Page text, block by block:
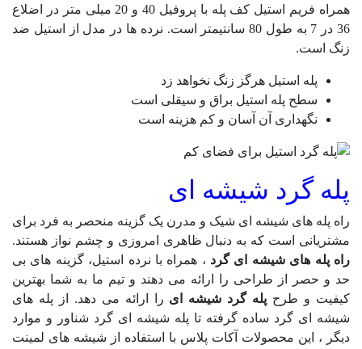
همراه فریم استیل کف پله با پروفیل 40 و 20 میلی متر در اضلاع
36 در 7 به طول 80 سانتیمتر است. نرده ها در مدل از استیل ضد
زنگ است.
پله استیل هرگز زنگ نخواهد زد
سطح پله استیل براق و سیقلی است
نگهداری آن آسان و کم هزینه است
پله گرد شیشه ای
راه پله های شیشه ای شیک و مدرن یک گزینه منحصر به فرد برای
مشتریانی است که به دنبال ظاهری امروزی و چشم نواز هستند.
راه پله های شیشه ای گرد ، همراه با نرده استیل، گزینه های بی
حد و حصر از طراحی را ارائه می دهند و تیم ما به شما بهترین
کیفیت و طرح پله گرد شیشه ای را ارائه می دهد. از پله های
شیشه ای گرد ساده گرفته تا پله شیشه ای گرد شناور و موارد
دیگر ، این محصولات آکات پلاس با استفاده از شیشه های لمینت